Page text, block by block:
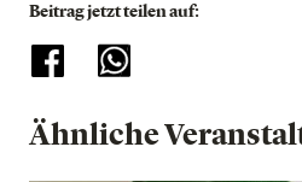
Beitrag jetzt teilen auf:
Ähnliche